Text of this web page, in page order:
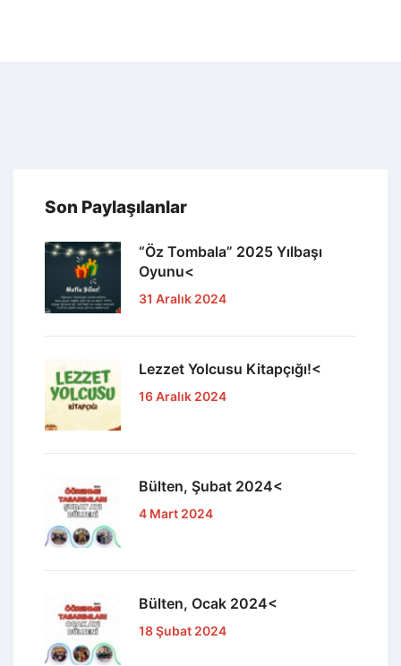
Son Paylaşılanlar
“Öz Tombala” 2025 Yılbaşı
Oyunu<
31 Aralık 2024
Lezzet Yolcusu Kitapçığı!<
16 Aralık 2024
Bülten, Şubat 2024<
4 Mart 2024
Bülten, Ocak 2024<
18 Şubat 2024